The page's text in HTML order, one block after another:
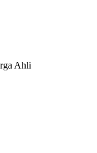
Ahli